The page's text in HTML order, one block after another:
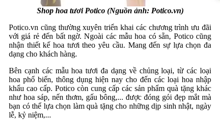
Shop hoa tươi Potico (Nguồn ảnh: Potico.vn)
Potico.vn cũng thường xuyên triển khai các chương trình ưu đãi
với giá rẻ đến bất ngờ. Ngoài các mẫu hoa có sẵn, Potico cũng
nhận thiết kế hoa tươi theo yêu cầu. Mang đến sự lựa chọn đa
dạng cho khách hàng.
Bên cạnh các mẫu hoa tươi đa dạng về chủng loại, từ các loại
hoa phổ biến, thông dụng hiện nay cho đến các loại hoa nhập
khẩu cao cấp. Potico còn cung cấp các sản phẩm quà tặng khác
như hoa sáp, nến thơm, gấu bông,... được đóng gói đẹp mắt mà
bạn có thể lựa chọn làm quà tặng cho những dịp sinh nhật, ngày
lễ, kỷ niệm,...